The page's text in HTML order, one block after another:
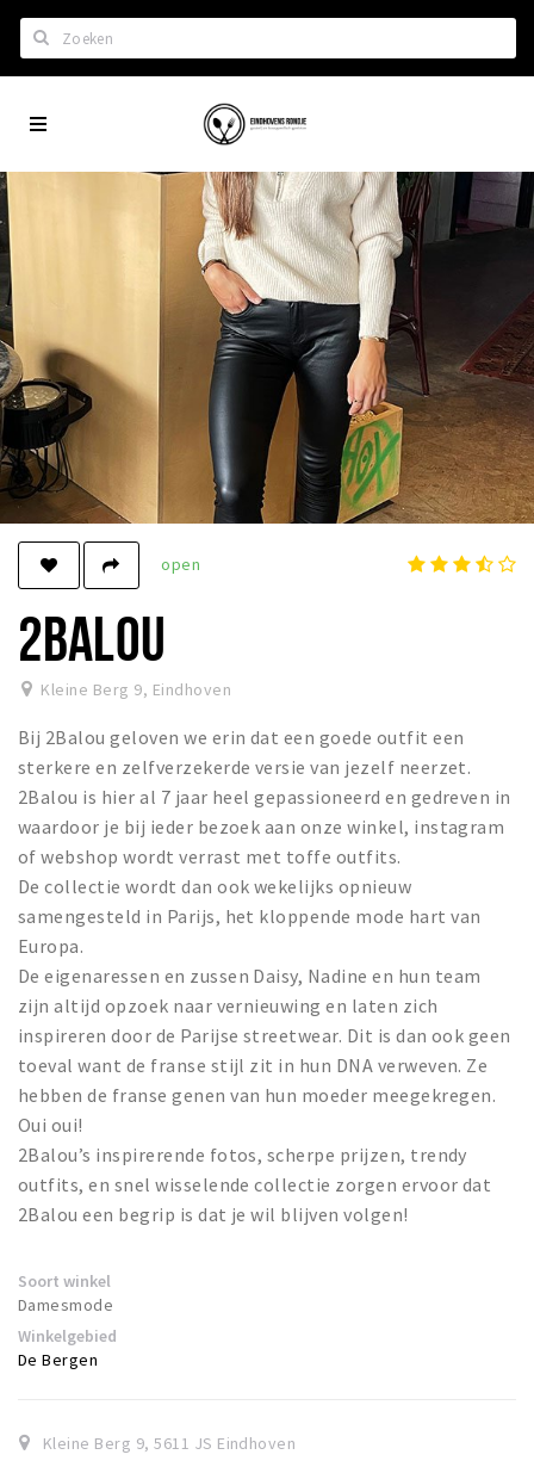
Home
Het laatste nieuws in Eindhoven
Lijstjes met Eindhoven tips
Restaurants en meer
Agenda
Hotels
Eindhovense Rondjes
Te koop en te huur
Winkels
Aanbiedingen
Ook reclame maken?
Over Eindhovens Rondje
Inloggen
City
open
2BALOU
Kleine Berg 9, Eindhoven
Bij 2Balou geloven we erin dat een goede outfit een
sterkere en zelfverzekerde versie van jezelf neerzet.
2Balou is hier al 7 jaar heel gepassioneerd en gedreven in
waardoor je bij ieder bezoek aan onze winkel, instagram
of webshop wordt verrast met toffe outfits.
De collectie wordt dan ook wekelijks opnieuw
samengesteld in Parijs, het kloppende mode hart van
Europa.
De eigenaressen en zussen Daisy, Nadine en hun team
zijn altijd opzoek naar vernieuwing en laten zich
inspireren door de Parijse streetwear. Dit is dan ook geen
toeval want de franse stijl zit in hun DNA verweven. Ze
hebben de franse genen van hun moeder meegekregen.
Oui oui!
2Balou’s inspirerende fotos, scherpe prijzen, trendy
outfits, en snel wisselende collectie zorgen ervoor dat
2Balou een begrip is dat je wil blijven volgen!
Soort winkel
Damesmode
Winkelgebied
De Bergen
Kleine Berg 9,5611 JS Eindhoven